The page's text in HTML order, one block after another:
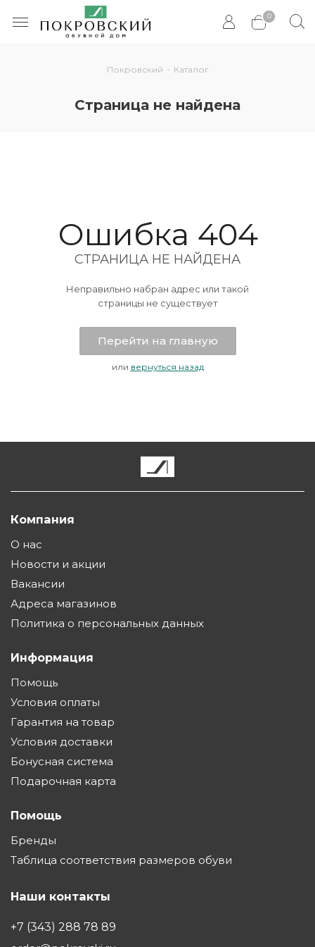
0
Покровский - Каталог
Страница не найдена
Ошибка 404
СТРАНИЦА НЕ НАЙДЕНА
Неправильно набран адрес или такой
страницы не существует
Перейти на главную
или вернуться назад
Компания
О нас
Новости и акции
Вакансии
Адреса магазинов
Политика о персональных данных
Информация
Помощь
Условия оплаты
Гарантия на товар
Условия доставки
Бонусная система
Подарочная карта
Помощь
Бренды
Таблица соответствия размеров обуви
Наши контакты
+7 (343) 288 78 89